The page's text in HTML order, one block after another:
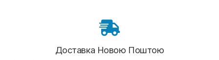
Доставка Новою Поштою